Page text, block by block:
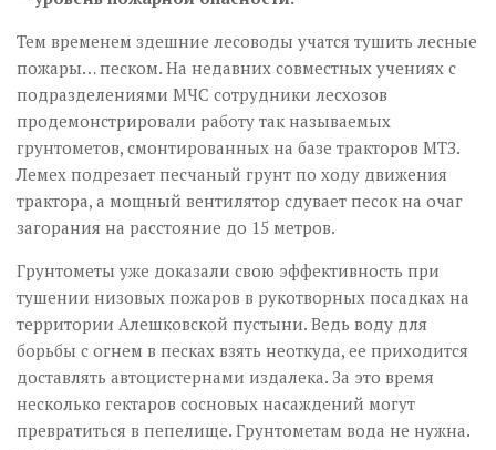
Тем временем здешние лесоводы учатся тушить лесные
пожары… песком. На недавних совместных учениях с
подразделениями МЧС сотрудники лесхозов
продемонстрировали работу так называемых
грунтометов, смонтированных на базе тракторов МТЗ.
Лемех подрезает песчаный грунт по ходу движения
трактора, а мощный вентилятор сдувает песок на очаг
загорания на расстояние до 15 метров.
Грунтометы уже доказали свою эффективность при
тушении низовых пожаров в руко­творных посадках на
территории Алешковской пустыни. Ведь воду для
борьбы с огнем в песках взять неоткуда, ее приходится
доставлять автоцистернами издалека. За это время
несколько гектаров сосновых насаждений могут
превратиться в пепелище. Грунтометам вода не нужна.